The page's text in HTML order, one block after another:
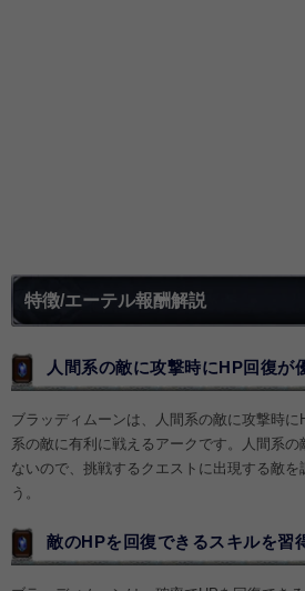
特徴/エーテル報酬解説
人間系の敵に攻撃時にHP回復が
ブラッディムーンは、人間系の敵に攻撃時
系の敵に有利に戦えるアークです。人間系
ないので、挑戦するクエストに出現する敵を
う。
敵のHPを回復できるスキルを習